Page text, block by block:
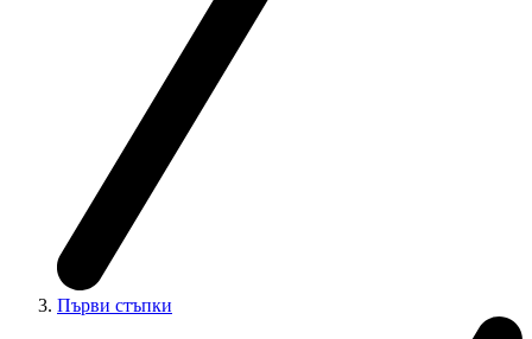
Първи стъпки